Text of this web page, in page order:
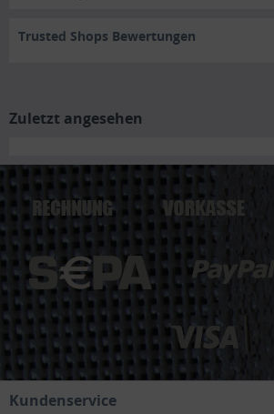
Trusted Shops Bewertungen
Zuletzt angesehen
Kundenservice